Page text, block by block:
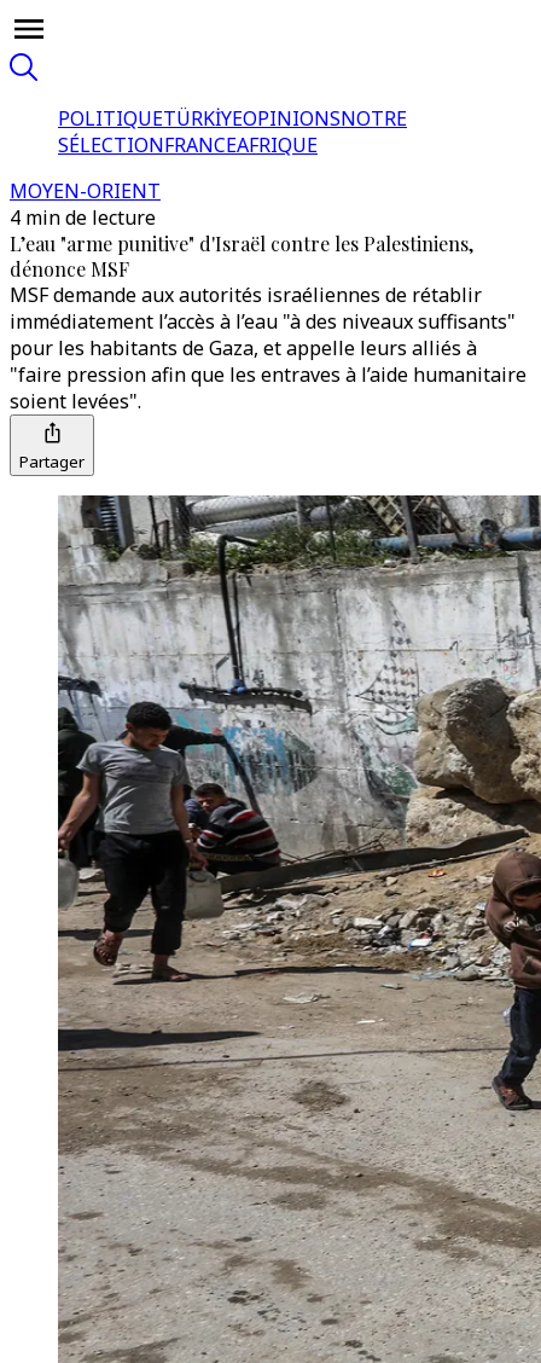
POLITIQUETÜRKİYEOPINIONSNOTRE
SÉLECTIONFRANCEAFRIQUE
MOYEN-ORIENT
4 min de lecture
L’eau "arme punitive" d'Israël contre les Palestiniens,
dénonce MSF
MSF demande aux autorités israéliennes de rétablir
immédiatement l’accès à l’eau "à des niveaux suffisants"
pour les habitants de Gaza, et appelle leurs alliés à
"faire pression afin que les entraves à l’aide humanitaire
soient levées".
Partager